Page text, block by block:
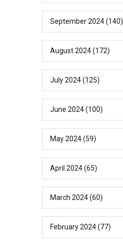
September 2024(140)
August 2024(172)
July 2024(125)
June 2024(100)
May 2024(59)
April 2024(65)
March 2024(60)
February 2024(77)